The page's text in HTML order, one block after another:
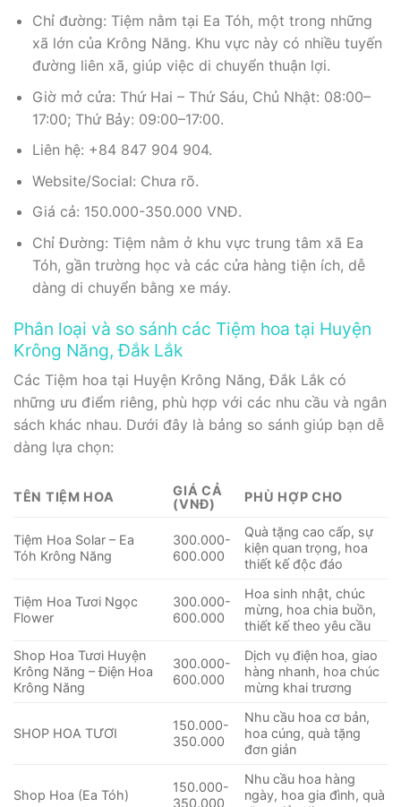
Chỉ đường: Tiệm nằm tại Ea Tóh, một trong những
xã lớn của Krông Năng. Khu vực này có nhiều tuyến
đường liên xã, giúp việc di chuyển thuận lợi.
Giờ mở cửa: Thứ Hai – Thứ Sáu, Chủ Nhật: 08:00–
17:00; Thứ Bảy: 09:00–17:00.
Liên hệ: +84 847 904 904.
Website/Social: Chưa rõ.
Giá cả: 150.000-350.000 VNĐ.
Chỉ Đường: Tiệm nằm ở khu vực trung tâm xã Ea
Tóh, gần trường học và các cửa hàng tiện ích, dễ
dàng di chuyển bằng xe máy.
Phân loại và so sánh các Tiệm hoa tại Huyện
Krông Năng, Đắk Lắk
Các Tiệm hoa tại Huyện Krông Năng, Đắk Lắk có
những ưu điểm riêng, phù hợp với các nhu cầu và ngân
sách khác nhau. Dưới đây là bảng so sánh giúp bạn dễ
dàng lựa chọn:
TÊN TIỆM HOA
GIÁ CẢ
(VNĐ)
PHÙ HỢP CHO
Tiệm Hoa Solar – Ea
Tóh Krông Năng
300.000-
600.000
Quà tặng cao cấp, sự
kiện quan trọng, hoa
thiết kế độc đáo
Tiệm Hoa Tươi Ngọc
Flower
300.000-
600.000
Hoa sinh nhật, chúc
mừng, hoa chia buồn,
thiết kế theo yêu cầu
Shop Hoa Tươi Huyện
Krông Năng – Điện Hoa
Krông Năng
300.000-
600.000
Dịch vụ điện hoa, giao
hàng nhanh, hoa chúc
mừng khai trương
SHOP HOA TƯƠI
150.000-
350.000
Nhu cầu hoa cơ bản,
hoa cúng, quà tặng
đơn giản
Shop Hoa (Ea Tóh)
150.000-
350.000
Nhu cầu hoa hàng
ngày, hoa gia đình, quà